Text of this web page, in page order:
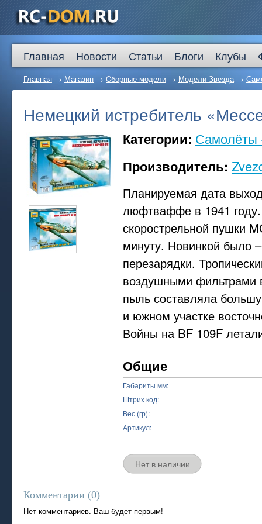
Главная Новости Статьи Блоги Клубы
Главная → Магазин → Cборные модели → Модели Звезда→
Немецкий истребитель
Категории: Самолёты
Производитель:
Планируемая дата
люфтваффе в 1941 году.
скорострельной пушки
минуту. Новинкой было
перезарядки.
воздушными фильтрами
пыль составляла
и южном участке
Войны на BF 109F
Общие
Габариты мм:
Штрих код:
Вес (гр):
Артикул:
Нет в наличии
Комментарии (0)
Нет комментариев. Ваш будет первым!